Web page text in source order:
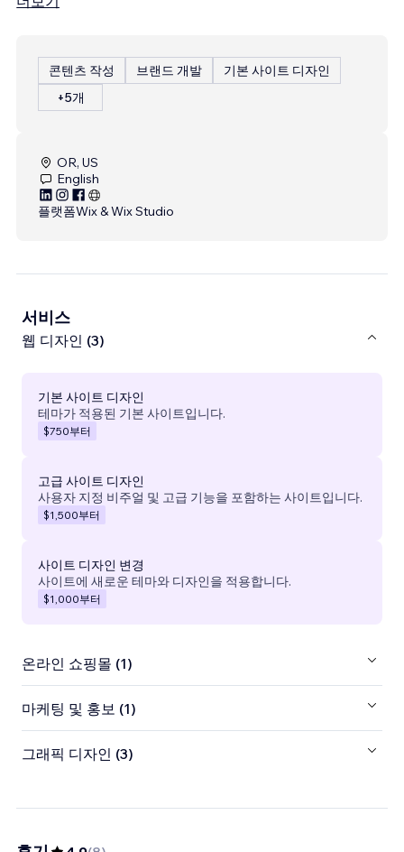
콘텐츠 작성 브랜드 개발
기본 사이트 디자인
+5개
OR, US
English
플랫폼Wix & Wix Studio
서비스
웹 디자인 (3)
기본 사이트 디자인
테마가 적용된 기본 사이트입니다.
$750부터
고급 사이트 디자인
사용자 지정 비주얼 및 고급 기능을 포함하는 사이트입니다.
$1,500부터
사이트 디자인 변경
사이트에 새로운 테마와 디자인을 적용합니다.
$1,000부터
온라인 쇼핑몰 (1)
마케팅 및 홍보 (1)
그래픽 디자인 (3)